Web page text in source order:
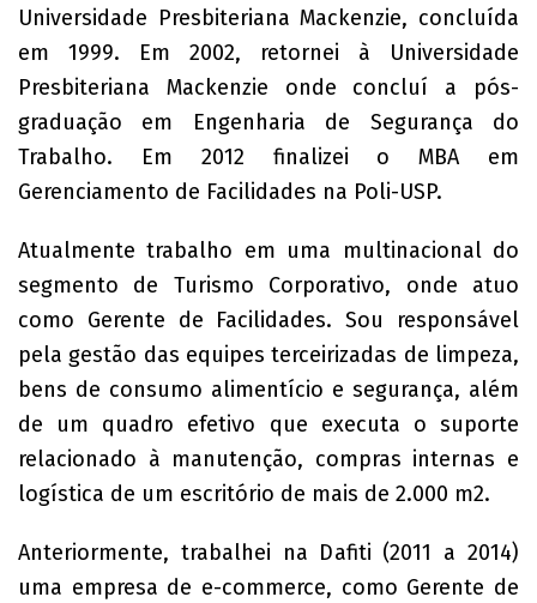
Universidade Presbiteriana Mackenzie, concluída
em 1999. Em 2002, retornei à Universidade
Presbiteriana Mackenzie onde concluí a pós-
graduação em Engenharia de Segurança do
Trabalho. Em 2012 finalizei o MBA em
Gerenciamento de Facilidades na Poli-USP.
Atualmente trabalho em uma multinacional do
segmento de Turismo Corporativo, onde atuo
como Gerente de Facilidades. Sou responsável
pela gestão das equipes terceirizadas de limpeza,
bens de consumo alimentício e segurança, além
de um quadro efetivo que executa o suporte
relacionado à manutenção, compras internas e
logística de um escritório de mais de 2.000 m2.
Anteriormente, trabalhei na Dafiti (2011 a 2014)
uma empresa de e-commerce, como Gerente de